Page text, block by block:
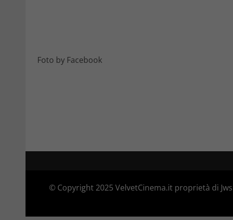
Foto by Facebook
© Copyright 2025 VelvetCinema.it proprietà di